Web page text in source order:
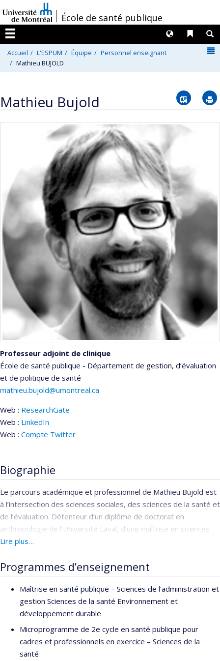
au
contenu
/École de santé publique
Menu
Liens
Langues
Accueil L'ESPUM Équipe
Personnel enseignant
Mathieu BUJOLD
Mathieu Bujold Vcard
Professeur adjoint de clinique
École de santé publique - Département de gestion, d’évaluation
et de politique de santé
mathieu.bujold@umontreal.ca
Web : ResearchGate
Web : LinkedIn
Web : Compte Twitter
Biographie
Le parcours académique et professionnel de Mathieu Bujold est
à l’intersection des sciences sociales, des sciences de la santé et
de l’évaluation. Détenteur d’un diplôme de doctorat en
anthropologie de l’Université Laval, d’une maîtrise en sciences
cognitives de l’Université Bordeaux II (Victor Segalen), d’une
en biochimie, Mathieu a été chercheur postdoctoral en soins de
première ligne entre 2015 et 2018 au Département de
médecine de famille de l’Université McGill. Outre le
développement méthodologique, ses intérêts de recherche
portent sur l’organisation de soins de santé communautaires,
l’itinéraire thérapeutique de personnes marginalisées,
l’anthropologie médicale et le mieux-être autochtone. Depuis
2007, il a offert ses services d’expert-conseil à plusieurs
Lire plus…
Programmes d’enseignement
Maîtrise en santé publique – Sciences de l'administration et
gestion Sciences de la santé Environnement et
développement durable
Microprogramme de 2e cycle en santé publique pour
cadres et professionnels en exercice – Sciences de la
santé